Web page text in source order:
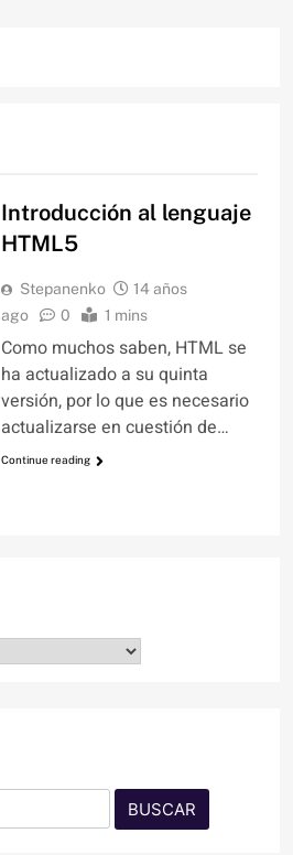
Introducción al lenguaje
HTML5
Stepanenko
14 años
ago
0 1 mins
Como muchos saben, HTML se
ha actualizado a su quinta
versión, por lo que es necesario
actualizarse en cuestión de…
Continue reading